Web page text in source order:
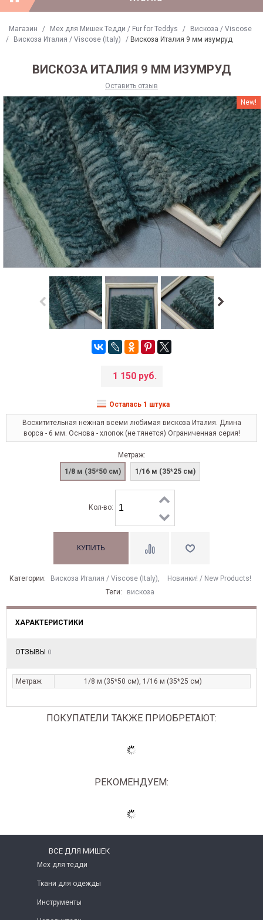
Магазин / Мех для Мишек Тедди / Fur for Teddys /
Вискоза / Viscose
/
Вискоза Италия / Viscose (Italy) / Вискоза Италия 9 мм изумруд
ВИСКОЗА ИТАЛИЯ 9 ММ ИЗУМРУД
Оставить отзыв
New!
1 150 руб.
Осталась 1 штука
Восхитительная нежная всеми любимая вискоза Италия. Длина
ворса - 6 мм. Основа - хлопок (не тянется) Ограниченная серия!
Метраж:
1/8 м (35*50 см)
1/16 м (35*25 см)
Кол-во:
Категории: Вискоза Италия / Viscose (Italy),
Новинки! / New Products!
Теги:
вискоза
ХАРАКТЕРИСТИКИ
ОТЗЫВЫ 0
Метраж 1/8 м (35*50 см), 1/16 м (35*25 см)
ПОКУПАТЕЛИ ТАКЖЕ ПРИОБРЕТАЮТ:
РЕКОМЕНДУЕМ:
ВСЕ ДЛЯ МИШЕК
Мех для тедди
Ткани для одежды
Инструменты